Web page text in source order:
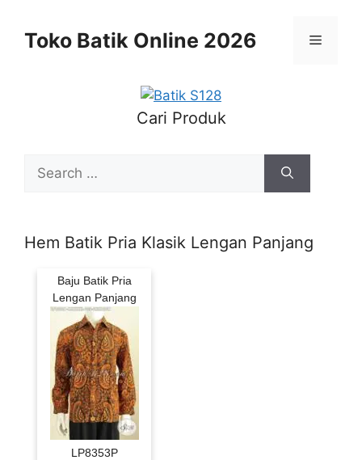
contentToko Batik Online 2026 Menu
Cari Produk
for:
Hem Batik Pria Klasik Lengan Panjang
Baju Batik Pria
Lengan Panjang
LP8353P